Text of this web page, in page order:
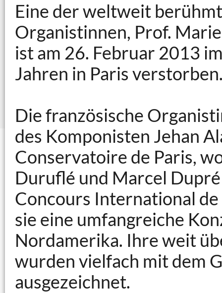
Eine der weltweit
Organistinnen, Prof.
ist am 26. Februar 2013
Jahren in Paris
Die französische
des Komponisten Jehan
Conservatoire de Paris,
Duruflé und Marcel
Concours International
sie eine umfangreiche
Nordamerika. Ihre weit
wurden vielfach mit dem
ausgezeichnet.